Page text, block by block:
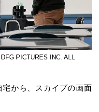
PICTURES INC. ALL
から、スカイプの画面